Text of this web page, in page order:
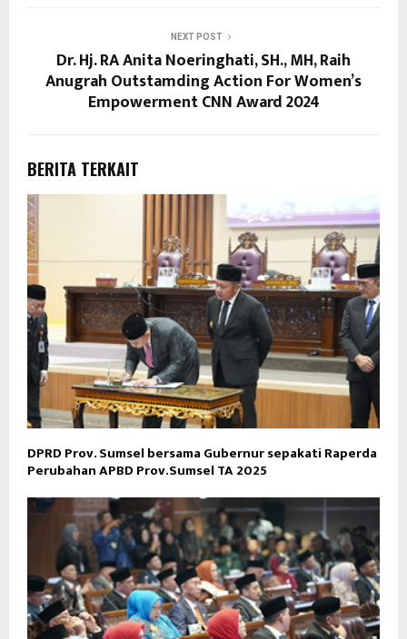
NEXT POST
Dr. Hj. RA Anita Noeringhati, SH., MH, Raih
Anugrah Outstamding Action For Women’s
Empowerment CNN Award 2024
BERITA TERKAIT
DPRD Prov. Sumsel bersama Gubernur sepakati Raperda
Perubahan APBD Prov.Sumsel TA 2025